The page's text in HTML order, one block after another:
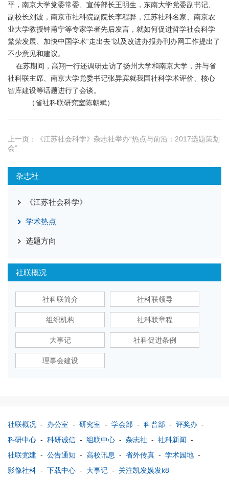
平，南京大学党委常委、宣传部长王明生，东南大学党委副书记、
副校长刘波，南京市社科院副院长李程骅，江苏社科名家、南京农
业大学教授钟甫宁等专家学者先后发言，就如何促进哲学社会科学
繁荣发展、加快中国学术“走出去”以及改进办报办刊办网工作提出了
不少意见和建议。
在苏期间，高翔一行还调研走访了扬州大学和南京大学，并与省
社科联主席、南京大学党委书记张异宾就我国社科学术评价、核心
智库建设等话题进行了会谈。
（省社科联研究室陈朝斌）
上一页：
《江苏社会科学》杂志社举办“热点与前沿：2017选题策划
会”
杂志社
《江苏社会科学》
学术热点
选题方向
社联概况
社科联简介 社科联领导
组织机构 社科联章程
大事记 社科促进条例
理事会建设
社联概况 - 办公室 - 研究室 - 学会部 - 科普部 - 评奖办 -
科研中心 - 科研诚信 - 组联中心 - 杂志社 - 社科新闻 -
社联党建 - 公告通知 - 高校讯息 - 省外传真 - 学术园地 -
影像社科 - 下载中心 - 大事记 - 关注凯发娱发k8